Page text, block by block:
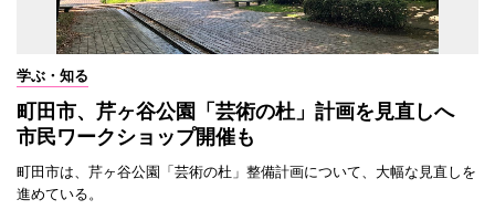
学ぶ・知る
町田市、芹ヶ谷公園「芸術の杜」計画を見直しへ
市民ワークショップ開催も
町田市は、芹ヶ谷公園「芸術の杜」整備計画について、大幅な見直しを
進めている。